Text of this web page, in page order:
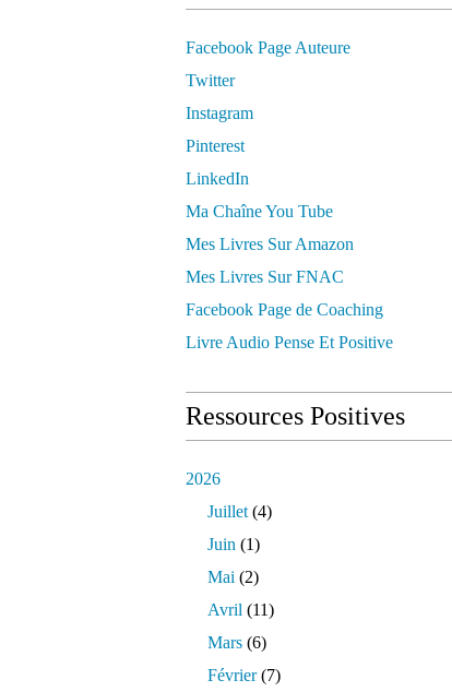
Facebook Page Auteure
Twitter
Instagram
Pinterest
LinkedIn
Ma Chaîne You Tube
Mes Livres Sur Amazon
Mes Livres Sur FNAC
Facebook Page de Coaching
Livre Audio Pense Et Positive
Ressources Positives
2026
Juillet (4)
Juin (1)
Mai (2)
Avril (11)
Mars (6)
Février(7)